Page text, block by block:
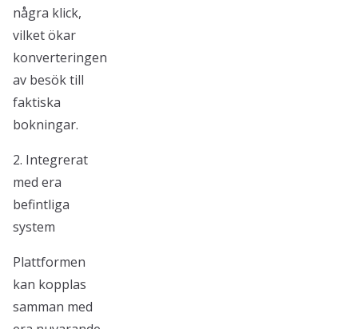
några klick,
vilket ökar
konverteringen
av besök till
faktiska
bokningar.
2. Integrerat
med era
befintliga
system
Plattformen
kan kopplas
samman med